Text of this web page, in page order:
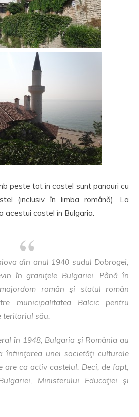
peste tot în castel sunt panouri cu
(inclusiv în limba română). La
acestui castel în Bulgaria.
din anul 1940 sudul Dobrogei,
în graniţele Bulgariei. Până în
român şi statul român
municipalitatea Balcic pentru
teritoriul său.
în 1948, Bulgaria şi România au
înfiinţarea unei societăţi culturale
are ca activ castelul. Deci, de fapt,
Ministerului Educaţiei şi